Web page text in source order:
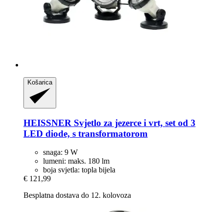
Košarica
HEISSNER Svjetlo za jezerce i vrt, set od 3
LED diode, s transformatorom
snaga: 9 W
lumeni: maks. 180 lm
boja svjetla: topla bijela
€ 121,99
Besplatna dostava do 12. kolovoza